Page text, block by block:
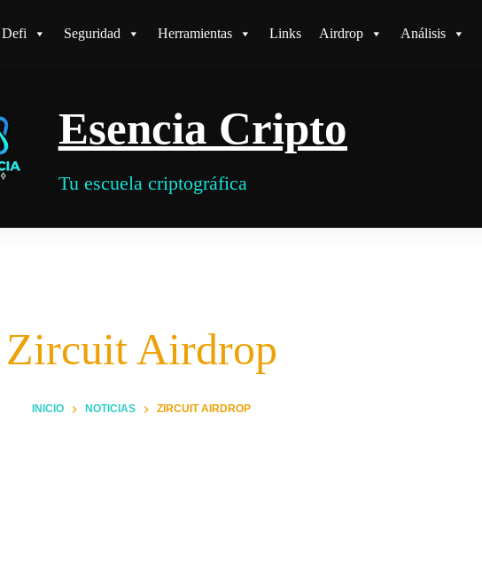
Defi Seguridad Herramientas Links Airdrop Análisis
Esencia Cripto
Tu escuela criptográfica
Zircuit Airdrop
INICIO NOTICIAS ZIRCUIT AIRDROP